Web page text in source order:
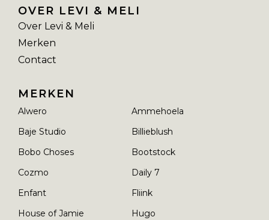
OVER LEVI & MELI
Over Levi & Meli
Merken
Contact
MERKEN
Alwero
Ammehoela
Baje Studio
Billieblush
Bobo Choses
Bootstock
Cozmo
Daily 7
Enfant
Fliink
House of Jamie
Hugo